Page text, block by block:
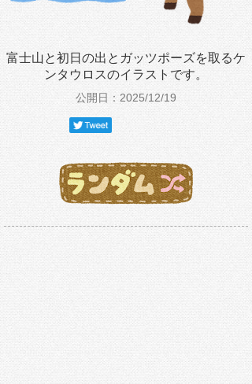
富士山と初日の出とガッツポーズを取るケ
ンタウロスのイラストです。
公開日：2025/12/19